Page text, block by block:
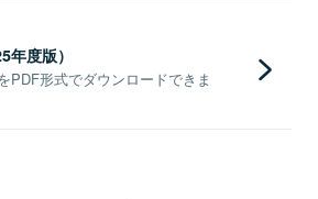
度版）
PDF形式でダウンロードできま